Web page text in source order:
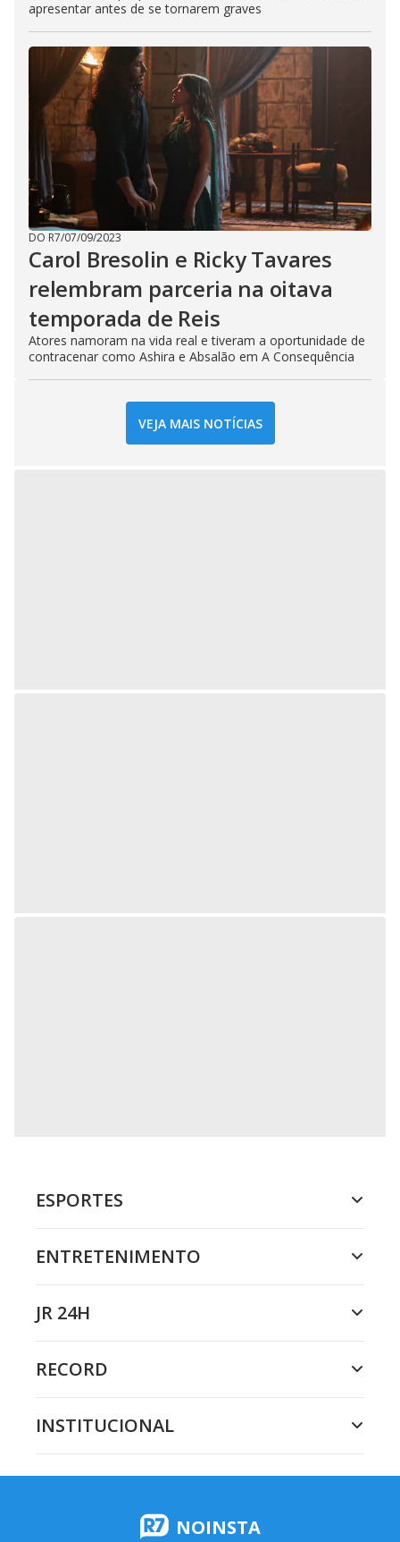
apresentar antes de se tornarem graves
DO R7/07/09/2023
Carol Bresolin e Ricky Tavares
relembram parceria na oitava
temporada de Reis
Atores namoram na vida real e tiveram a oportunidade de
contracenar como Ashira e Absalão em A Consequência
VEJA MAIS NOTÍCIAS
ESPORTES
ENTRETENIMENTO
JR 24H
RECORD
INSTITUCIONAL
NOINSTA